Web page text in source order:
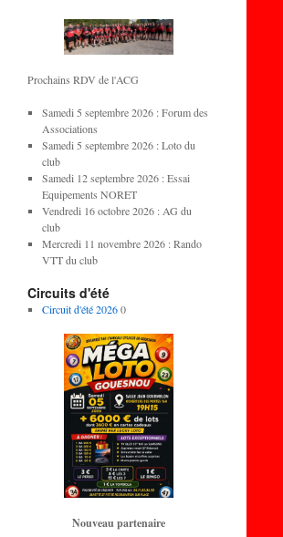
Prochains RDV de l'ACG
Samedi 5 septembre 2026 : Forum des
Associations
Samedi 5 septembre 2026 : Loto du
club
Samedi 12 septembre 2026 : Essai
Equipements NORET
Vendredi 16 octobre 2026 : AG du
club
Mercredi 11 novembre 2026 : Rando
VTT du club
Circuits d'été
Circuit d'été 20260
Nouveau partenaire